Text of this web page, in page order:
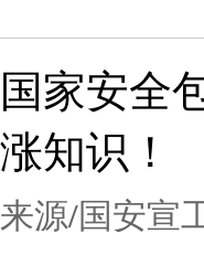
国家安全
涨知识！
来源/国安宣